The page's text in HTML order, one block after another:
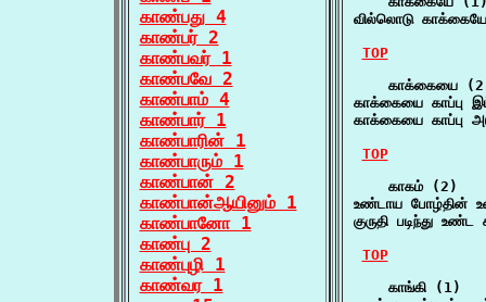
காண்பது 4
காண்பர் 2
காண்பவர் 1
காண்பவே 2
காண்பாம் 4
காண்பார் 1
காண்பாரின் 1
காண்பாரும் 1
காண்பான் 2
காண்பான்ஆயினும் 1
காண்பானோ 1
காண்பு 2
காண்புழி 1
காண்வர 1
வில்லொடு
TOP
காக்கையை
காக்கையை காப்பு
காக்கையை காப்பு
TOP
    காகம் (2)
உண்டாய போழ்தின்
குருதி படிந்து
TOP
    காங்கி (1)